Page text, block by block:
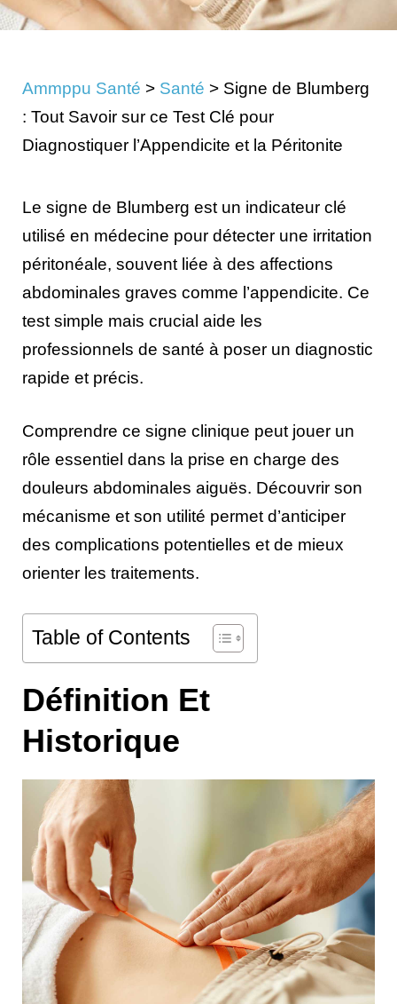
Ammppu Santé > Santé > Signe de Blumberg
: Tout Savoir sur ce Test Clé pour
Diagnostiquer l’Appendicite et la Péritonite
Le signe de Blumberg est un indicateur clé
utilisé en médecine pour détecter une irritation
péritonéale, souvent liée à des affections
abdominales graves comme l’appendicite. Ce
test simple mais crucial aide les
professionnels de santé à poser un diagnostic
rapide et précis.
Comprendre ce signe clinique peut jouer un
rôle essentiel dans la prise en charge des
douleurs abdominales aiguës. Découvrir son
mécanisme et son utilité permet d’anticiper
des complications potentielles et de mieux
orienter les traitements.
Table of Contents
Définition Et
Historique